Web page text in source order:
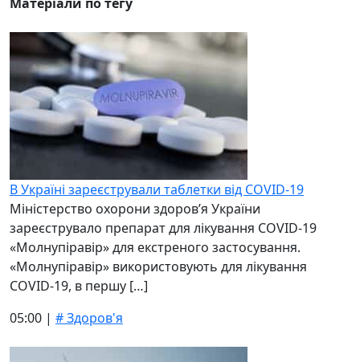
В Україні зареєстрували таблетки від COVID-19
Міністерство охорони здоров’я України
зареєструвало препарат для лікування COVID-19
«Молнупіравір» для екстреного застосування.
«Молнупіравір» використовують для лікування
COVID-19, в першу […]
05:00 | # Здоров'я